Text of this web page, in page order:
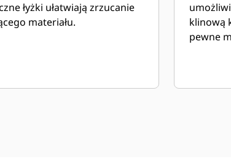
łyżki ułatwiają zrzucanie
materiału.
klinową
pewne